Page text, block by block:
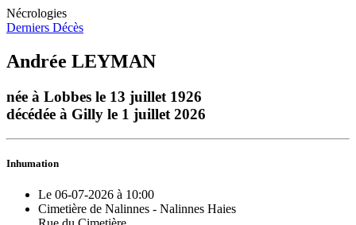
Nécrologies
Derniers Décès
Andrée LEYMAN
née à Lobbes le 13 juillet 1926
décédée à Gilly le 1 juillet 2026
Inhumation
Le 06-07-2026 à 10:00
Cimetière de Nalinnes - Nalinnes Haies